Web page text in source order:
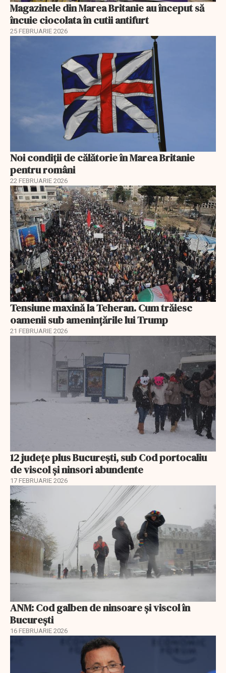
Magazinele din Marea Britanie au început să
încuie ciocolata în cutii antifurt
25 FEBRUARIE 2026
Noi condiții de călătorie în Marea Britanie
pentru români
22 FEBRUARIE 2026
Tensiune maxină la Teheran. Cum trăiesc
oamenii sub amenințările lui Trump
21 FEBRUARIE 2026
12 județe plus București, sub Cod portocaliu
de viscol și ninsori abundente
17 FEBRUARIE 2026
ANM: Cod galben de ninsoare și viscol în
București
16 FEBRUARIE 2026